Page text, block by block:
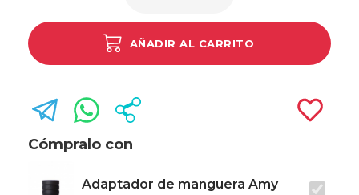
AÑADIR AL CARRITO
Cómpralo con
Adaptador de manguera Amy